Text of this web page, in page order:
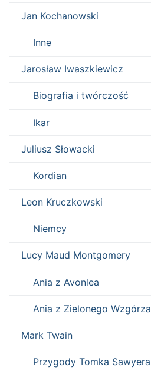
Jan Kochanowski
Inne
Jarosław Iwaszkiewicz
Biografia i twórczość
Ikar
Juliusz Słowacki
Kordian
Leon Kruczkowski
Niemcy
Lucy Maud Montgomery
Ania z Avonlea
Ania z Zielonego Wzgórza
Mark Twain
Przygody Tomka Sawyera